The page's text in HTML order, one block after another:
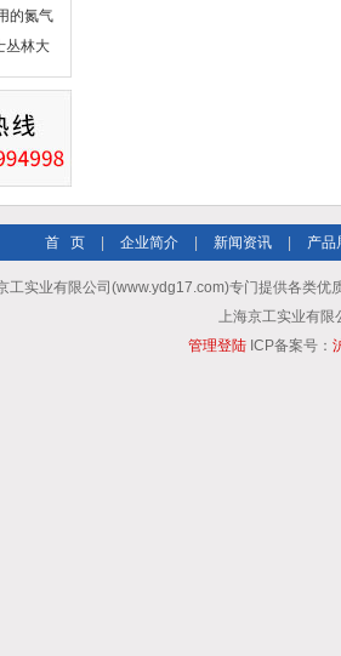
年
的氮气
丛林大
首 页 企业简介 新闻资讯 产品
工实业有限公司(www.ydg17.com)专门提供各类优
上海京工实业有限
管理登陆ICP备案号：